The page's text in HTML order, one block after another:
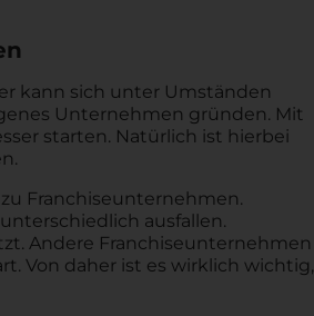
kann sich unter Umständen
Unternehmen gründen. Mit
starten. Natürlich ist hierbei
Franchiseunternehmen.
ausfallen.
Andere Franchiseunternehmen
Von daher ist es wirklich wichtig,